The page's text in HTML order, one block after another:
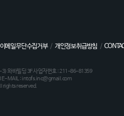
이메일무단수집거부/ 개인정보취급방침 /
와바빌딩 3F 사업자번호 : 211-86-81359
E-MAIL : intofs.inc@gmail.com
rights reserved.